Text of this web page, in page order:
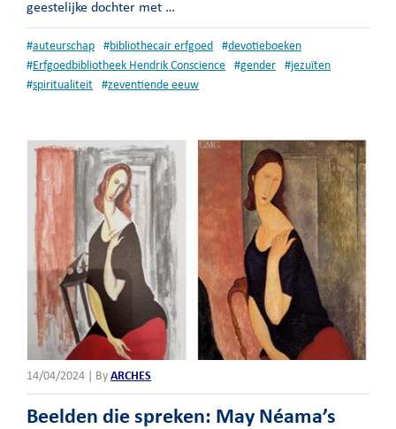
geestelijke dochter met …
#auteurschap #bibliothecair erfgoed #devotieboeken
#Erfgoedbibliotheek Hendrik Conscience #gender #jezuïten
#spiritualiteit #zeventiende eeuw
14/04/2024 | By ARCHES
Beelden die spreken: May Néama’s